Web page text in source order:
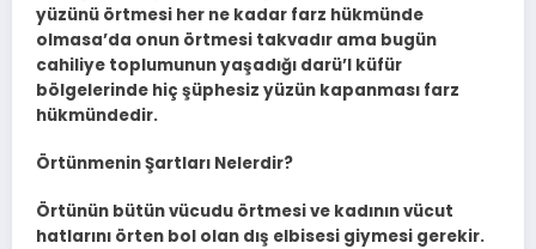
yüzünü örtmesi her ne kadar farz hükmünde
olmasa’da onun örtmesi takvadır ama bugün
cahiliye toplumunun yaşadığı darü’l küfür
bölgelerinde hiç şüphesiz yüzün kapanması farz
hükmündedir.
Örtünmenin Şartları Nelerdir?
Örtünün bütün vücudu örtmesi ve kadının vücut
hatlarını örten bol olan dış elbisesi giymesi gerekir.